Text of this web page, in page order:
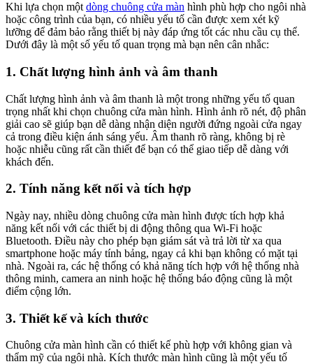
Khi lựa chọn một dòng chuông cửa màn hình phù hợp cho ngôi nhà
hoặc công trình của bạn, có nhiều yếu tố cần được xem xét kỹ
lưỡng để đảm bảo rằng thiết bị này đáp ứng tốt các nhu cầu cụ thể.
Dưới đây là một số yếu tố quan trọng mà bạn nên cân nhắc:
1. Chất lượng hình ảnh và âm thanh
Chất lượng hình ảnh và âm thanh là một trong những yếu tố quan
trọng nhất khi chọn chuông cửa màn hình. Hình ảnh rõ nét, độ phân
giải cao sẽ giúp bạn dễ dàng nhận diện người đứng ngoài cửa ngay
cả trong điều kiện ánh sáng yếu. Âm thanh rõ ràng, không bị rè
hoặc nhiễu cũng rất cần thiết để bạn có thể giao tiếp dễ dàng với
khách đến.
2. Tính năng kết nối và tích hợp
Ngày nay, nhiều dòng chuông cửa màn hình được tích hợp khả
năng kết nối với các thiết bị di động thông qua Wi-Fi hoặc
Bluetooth. Điều này cho phép bạn giám sát và trả lời từ xa qua
smartphone hoặc máy tính bảng, ngay cả khi bạn không có mặt tại
nhà. Ngoài ra, các hệ thống có khả năng tích hợp với hệ thống nhà
thông minh, camera an ninh hoặc hệ thống báo động cũng là một
điểm cộng lớn.
3. Thiết kế và kích thước
Chuông cửa màn hình cần có thiết kế phù hợp với không gian và
thẩm mỹ của ngôi nhà. Kích thước màn hình cũng là một yếu tố